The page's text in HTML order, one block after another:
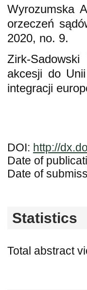
Wyrozumska
orzeczeń
2020, no. 9.
Zirk-
akcesji do
integracji
DOI: http://
Date of
Date of
Statistics
Total abstract